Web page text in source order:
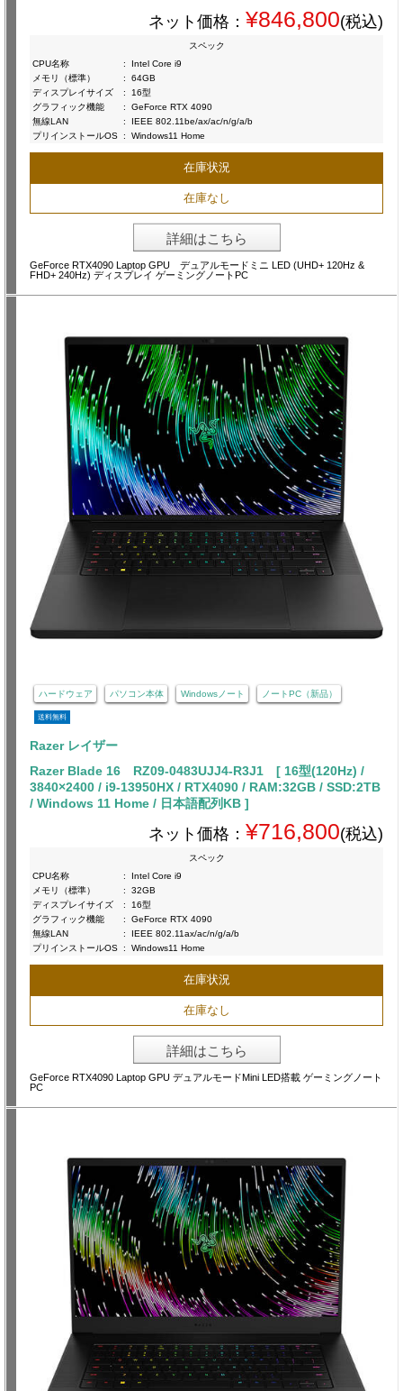
ネット価格： ¥846,800(税込)
スペック
CPU名称
:
Intel Core i9
メモリ（標準）
:
64GB
ディスプレイサイズ
:
16型
グラフィック機能
:
GeForce RTX 4090
無線LAN
:
IEEE 802.11be/ax/ac/n/g/a/b
プリインストールOS : Windows11 Home
在庫状況
在庫なし
詳細はこちら
GeForce RTX4090 Laptop GPU デュアルモードミニ LED (UHD+ 120Hz &
FHD+ 240Hz) ディスプレイ ゲーミングノートPC
ハードウェア パソコン本体 Windowsノート ノートPC（新品）
送料無料
Razer レイザー
Razer Blade 16 RZ09-0483UJJ4-R3J1 [ 16型(120Hz) /
3840×2400 / i9-13950HX / RTX4090 / RAM:32GB / SSD:2TB
/ Windows 11 Home / 日本語配列KB ]
ネット価格： ¥716,800(税込)
スペック
CPU名称
:
Intel Core i9
メモリ（標準）
:
32GB
ディスプレイサイズ
:
16型
グラフィック機能
:
GeForce RTX 4090
無線LAN
:
IEEE 802.11ax/ac/n/g/a/b
プリインストールOS : Windows11 Home
在庫状況
在庫なし
詳細はこちら
GeForce RTX4090 Laptop GPU デュアルモードMini LED搭載 ゲーミングノート
PC